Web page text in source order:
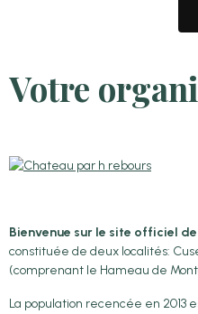
Votre
Bienvenue sur le site officiel
constituée de deux localités:
(comprenant le Hameau de
La population recencée en 2013